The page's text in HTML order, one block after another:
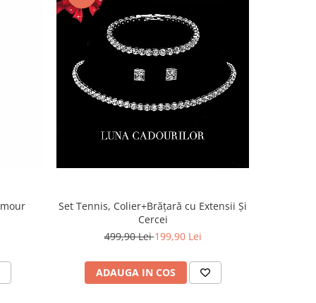
Set Tennis, Colier+Brățară cu Extensii Și
Cercei
499,90 Lei199,90 Lei
ADAUGA IN COS